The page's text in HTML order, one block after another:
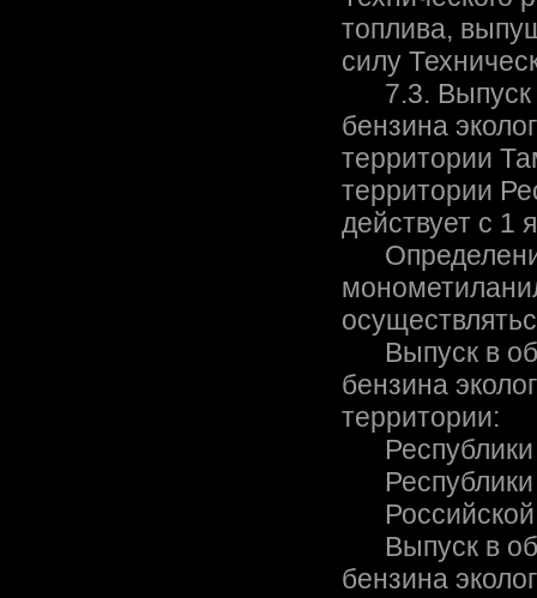
топлива,
силу
7.3. Выпуск
бензина
территории
территории
действует с 1
Выпуск в
бензина
территории:
Республики
Республики
Российской
Выпуск в
бензина